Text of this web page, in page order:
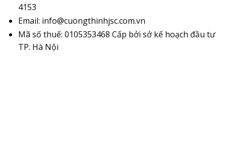
4153
Email: info@cuongthinhjsc.com.vn
Mã số thuế: 0105353468 Cấp bởi sở kế hoạch đầu tư
TP. Hà Nội